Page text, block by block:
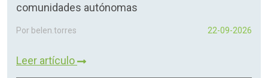
comunidades autónomas
Por belen.torres 22-09-2026
Leer artículo